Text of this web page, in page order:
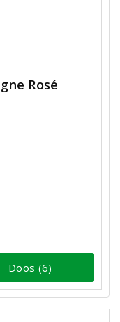
Rosé
Doos (6)